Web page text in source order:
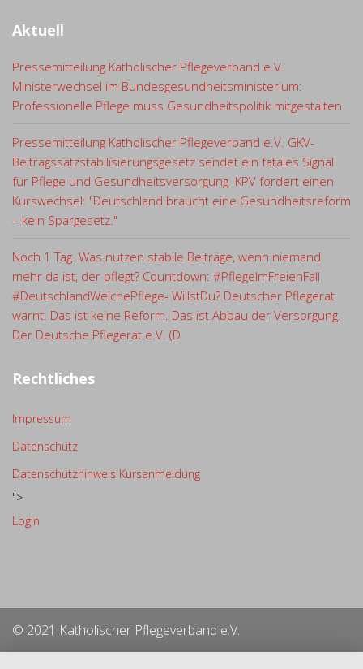
Aktuell
Pressemitteilung Katholischer Pflegeverband e.V.
Ministerwechsel im Bundesgesundheitsministerium:
Professionelle Pflege muss Gesundheitspolitik mitgestalten
Pressemitteilung Katholischer Pflegeverband e.V. GKV-
Beitragssatzstabilisierungsgesetz sendet ein fatales Signal
für Pflege und Gesundheitsversorgung KPV fordert einen
Kurswechsel: "Deutschland braucht eine Gesundheitsreform
– kein Spargesetz."
Noch 1 Tag. Was nutzen stabile Beiträge, wenn niemand
mehr da ist, der pflegt? Countdown: #PflegeImFreienFall
#DeutschlandWelchePflege- WillstDu? Deutscher Pflegerat
warnt: Das ist keine Reform. Das ist Abbau der Versorgung.
Der Deutsche Pflegerat e.V. (D
Rechtliches
Impressum
Datenschutz
Datenschutzhinweis Kursanmeldung
">
Login
© 2021 Katholischer Pflegeverband e.V.